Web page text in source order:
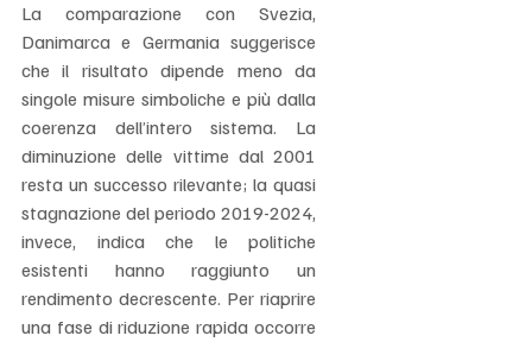
La comparazione con Svezia,
Danimarca e Germania suggerisce
che il risultato dipende meno da
singole misure simboliche e più dalla
coerenza dell’intero sistema. La
diminuzione delle vittime dal 2001
resta un successo rilevante; la quasi
stagnazione del periodo 2019-2024,
invece, indica che le politiche
esistenti hanno raggiunto un
rendimento decrescente. Per riaprire
una fase di riduzione rapida occorre